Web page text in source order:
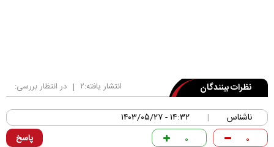
نظرات بینندگان در انتظار بررسی: | انتشار یافته:۲
ناشناس | ۱۴:۳۲ - ۱۴۰۳/۰۵/۲۷
پاسخ ۰ ۰